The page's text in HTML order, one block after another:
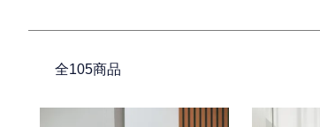
全105商品